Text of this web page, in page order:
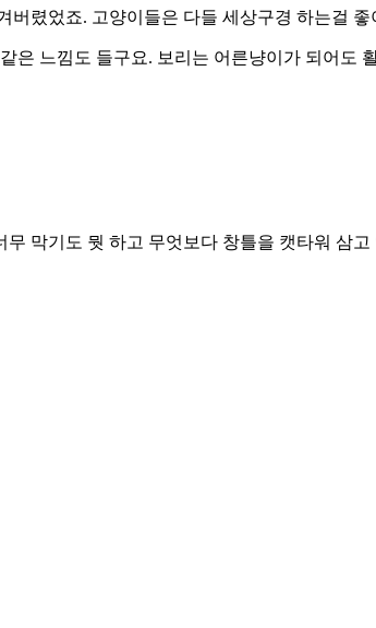
렸었죠. 고양이들은 다들 세상구경 하는걸 좋
은 느낌도 들구요. 보리는 어른냥이가 되어도
막기도 뭣 하고 무엇보다 창틀을 캣타워 삼고